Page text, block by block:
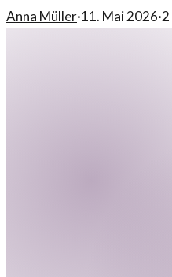
Anna Müller·11. Mai 2026·2